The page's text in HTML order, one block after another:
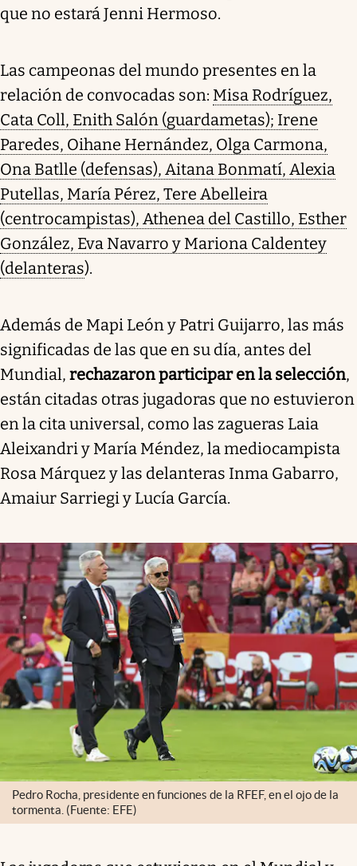
que no estará Jenni Hermoso.
Las campeonas del mundo presentes en la
relación de convocadas son: Misa Rodríguez,
Cata Coll, Enith Salón (guardametas); Irene
Paredes, Oihane Hernández, Olga Carmona,
Ona Batlle (defensas), Aitana Bonmatí, Alexia
Putellas, María Pérez, Tere Abelleira
(centrocampistas), Athenea del Castillo, Esther
González, Eva Navarro y Mariona Caldentey
(delanteras).
Además de Mapi León y Patri Guijarro, las más
significadas de las que en su día, antes del
Mundial, rechazaron participar en la selección,
están citadas otras jugadoras que no estuvieron
en la cita universal, como las zagueras Laia
Aleixandri y María Méndez, la mediocampista
Rosa Márquez y las delanteras Inma Gabarro,
Amaiur Sarriegi y Lucía García.
Pedro Rocha, presidente en funciones de la RFEF, en el ojo de la
tormenta. (Fuente: EFE)